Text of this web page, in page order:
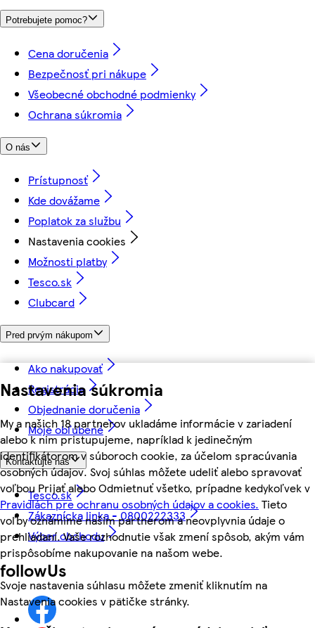
Nastavenia súkromia
My a našich 18 partnerov ukladáme informácie v zariadení
alebo k nim pristupujeme, napríklad k jedinečným
identifikátorom v súboroch cookie, za účelom spracúvania
osobných údajov. Svoj súhlas môžete udeliť alebo spravovať
voľbou Prijať alebo Odmietnuť všetko, prípadne kedykoľvek v
Pravidlách pre ochranu osobných údajov a cookies. Tieto
voľby oznámime našim partnerom a neovplyvnia údaje o
prehliadaní. Vaše rozhodnutie však zmení spôsob, akým vám
prispôsobíme nakupovanie na našom webe.
Svoje nastavenia súhlasu môžete zmeniť kliknutím na
Nastavenia cookies v pätičke stránky.
Potrebujete pomoc?
Cena doručenia
Bezpečnosť pri nákupe
Všeobecné obchodné podmienky
Ochrana súkromia
O nás
Prístupnosť
Kde dovážame
Poplatok za službu
Nastavenia cookies
Možnosti platby
Tesco.sk
Clubcard
Pred prvým nákupom
Ako nakupovať
Registrácia
Objednanie doručenia
Moje obľúbené
Kontaktujte nás
Tesco.sk
Zákaznícka linka - 0800222333
Výber obchodu
followUs